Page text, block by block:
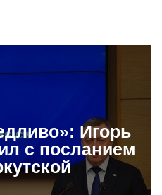
Игорь
с посланием